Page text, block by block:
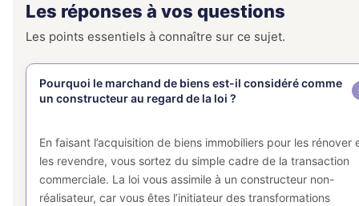
Les réponses à vos questions
Les points essentiels à connaître sur ce sujet.
Pourquoi le marchand de biens est-il considéré comme
un constructeur au regard de la loi ?
En faisant l’acquisition de biens immobiliers pour les rénover
les revendre, vous sortez du simple cadre de la transaction
commerciale. La loi vous assimile à un constructeur non-
réalisateur, car vous êtes l’initiateur des transformations